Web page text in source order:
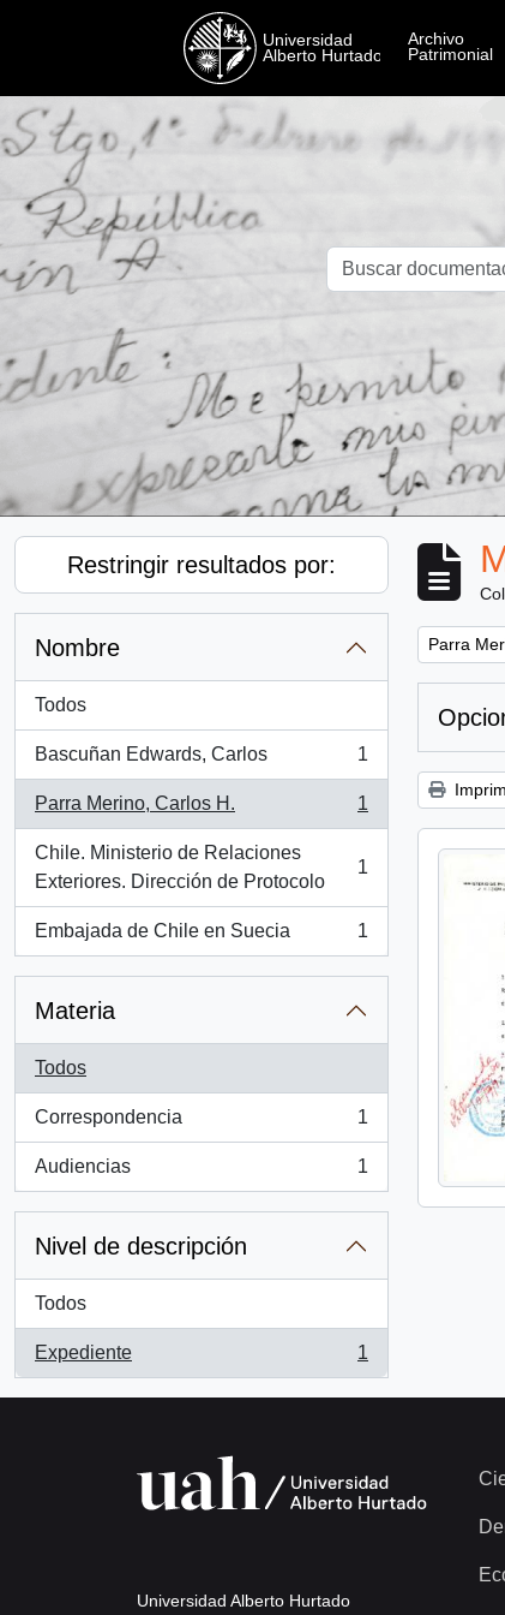
Restringir resultados por:
Nombre
Todos
Bascuñan Edwards, Carlos
, 1 resultados
1
Parra Merino, Carlos H.
, 1 resultados
1
Chile. Ministerio de Relaciones
Exteriores. Dirección de Protocolo
, 1 resultados
1
Embajada de Chile en Suecia
, 1 resultados
1
Materia
Todos
Correspondencia
, 1 resultados
1
Audiencias
, 1 resultados
1
Nivel de descripción
Todos
Expediente
, 1 resultados
1
Remove
Parra
Universidad Alberto Hurtado